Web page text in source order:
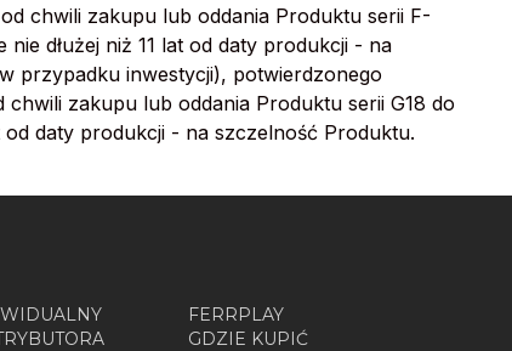
chwili zakupu lub oddania Produktu serii F-
dłużej niż 11 lat od daty produkcji - na
przypadku inwestycji), potwierdzonego
zakupu lub oddania Produktu serii G18 do
daty produkcji - na szczelność Produktu.
FERRPLAY
GDZIE KUPIĆ